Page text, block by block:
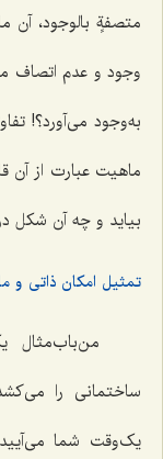
متصفةٍ بالوجود، آن
وجود و عدم اتصاف
به‌وجود مى‌آورد؟!
ماهیت عبارت از آن
بیاید و چه آن شکل
تمثیل امکان ذاتی و
ساختمانى را
یک‌وقت شما